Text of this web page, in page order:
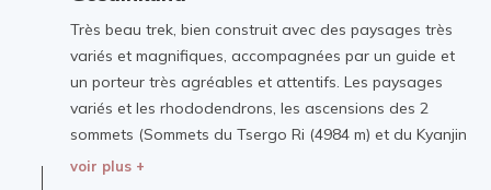
Très beau trek, bien construit avec des paysages très
variés et magnifiques, accompagnées par un guide et
un porteur très agréables et attentifs. Les paysages
variés et les rhododendrons, les ascensions des 2
sommets (Sommets du Tsergo Ri (4984 m) et du Kyanjin
Ri (4773 m), le village de Langtang dévasté et
voir plus +